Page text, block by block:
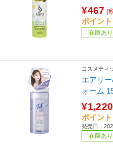
¥467 (
ポイン
在庫あり
コスメティ
エアリ
ォーム
¥1,220
ポイン
発売日：
在庫あり